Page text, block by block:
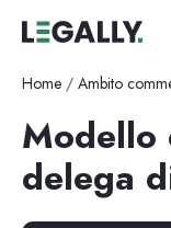
Home / Ambito
Modello
delega